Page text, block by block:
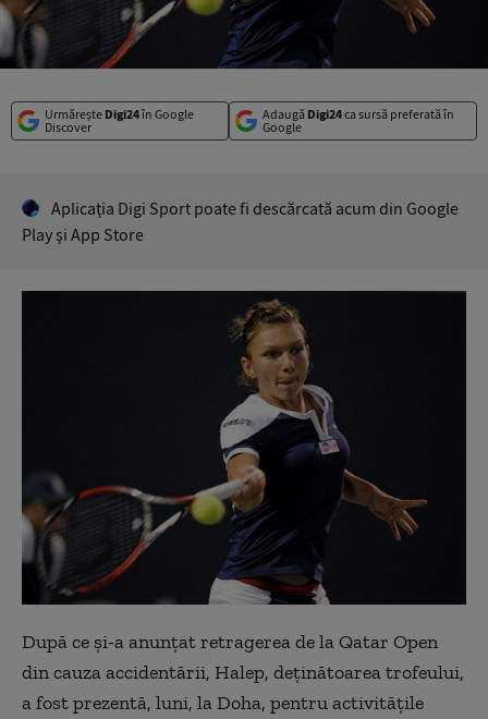
Urmărește Digi24în Google
Discover
Adaugă Digi24ca sursă preferată în
Google
Aplicaţia Digi Sport poate fi descărcată acum din Google
Play şi App Store
După ce şi-a anunţat retragerea de la Qatar Open
din cauza accidentării, Halep, deţinătoarea trofeului,
a fost prezentă, luni, la Doha, pentru activităţile